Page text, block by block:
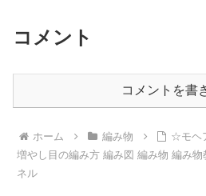
コメント
コメントを書
ホーム 編み物
☆モヘ
増やし目の編み方 編み図 編み物 編み
ネル